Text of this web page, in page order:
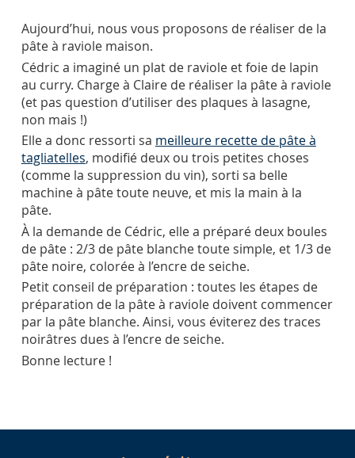
Aujourd’hui, nous vous proposons de réaliser de la
pâte à raviole maison.
Cédric a imaginé un plat de raviole et foie de lapin
au curry. Charge à Claire de réaliser la pâte à raviole
(et pas question d’utiliser des plaques à lasagne,
non mais !)
Elle a donc ressorti sa meilleure recette de pâte à
tagliatelles, modifié deux ou trois petites choses
(comme la suppression du vin), sorti sa belle
machine à pâte toute neuve, et mis la main à la
pâte.
À la demande de Cédric, elle a préparé deux boules
de pâte : 2/3 de pâte blanche toute simple, et 1/3 de
pâte noire, colorée à l’encre de seiche.
Petit conseil de préparation : toutes les étapes de
préparation de la pâte à raviole doivent commencer
par la pâte blanche. Ainsi, vous éviterez des traces
noirâtres dues à l’encre de seiche.
Bonne lecture !